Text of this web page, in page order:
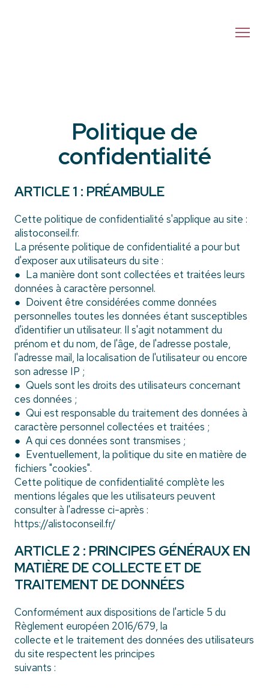
Politique de
confidentialité
ARTICLE 1 : PRÉAMBULE
Cette politique de confidentialité s'applique au site :
alistoconseil.fr.
La présente politique de confidentialité a pour but
d'exposer aux utilisateurs du site :
● La manière dont sont collectées et traitées leurs
données à caractère personnel.
● Doivent être considérées comme données
personnelles toutes les données étant susceptibles
d'identifier un utilisateur. Il s'agit notamment du
prénom et du nom, de l'âge, de l'adresse postale,
l'adresse mail, la localisation de l'utilisateur ou encore
son adresse IP ;
● Quels sont les droits des utilisateurs concernant
ces données ;
● Qui est responsable du traitement des données à
caractère personnel collectées et traitées ;
● A qui ces données sont transmises ;
● Eventuellement, la politique du site en matière de
fichiers "cookies".
Cette politique de confidentialité complète les
mentions légales que les utilisateurs peuvent
consulter à l'adresse ci-après :
https://alistoconseil.fr/
ARTICLE 2 : PRINCIPES GÉNÉRAUX EN
MATIÈRE DE COLLECTE ET DE
TRAITEMENT DE DONNÉES
Conformément aux dispositions de l'article 5 du
Règlement européen 2016/679, la
collecte et le traitement des données des utilisateurs
du site respectent les principes
suivants :